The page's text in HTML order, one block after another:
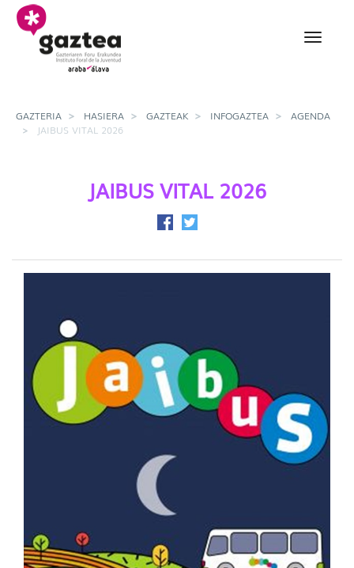
Eduki nagusira joan
Jaibus Vital 2026 -
GAZTERIA HASIERA GAZTEAK INFOGAZTEA
AGENDA
JAIBUS VITAL 2026
JAIBUS VITAL 2026
Facebook-en partekatu
Twitter-en partekatu